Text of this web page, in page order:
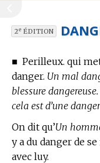
2eÉDITION
■ Perilleux. qui
danger. Un mal
blessure
cela est d’une
On dit qu’Un
y a du danger de
avec luy.